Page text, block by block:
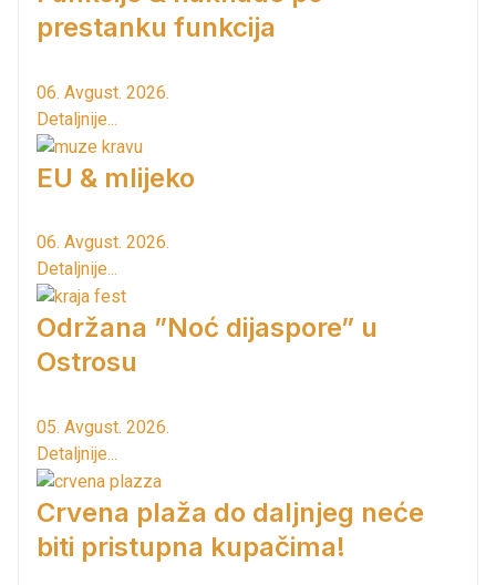
prestanku funkcija
06. Avgust. 2026.
Detaljnije...
EU & mlijeko
06. Avgust. 2026.
Detaljnije...
Održana ”Noć dijaspore” u
Ostrosu
05. Avgust. 2026.
Detaljnije...
Crvena plaža do daljnjeg neće
biti pristupna kupačima!